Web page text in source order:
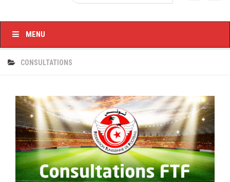
Ligue I – 2019/2020
Feuille de match 2017/2018
–Ligue I–
–Ligue II–
Feuille de match 2016/2017
-Ligue I-
MENU
CONSULTATIONS